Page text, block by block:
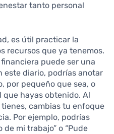
tanto personal
es útil practicar la
recursos que ya tenemos.
puede ser una
este diario, podrías anotar
por pequeño que sea, o
hayas obtenido. Al
cambias tu enfoque
Por ejemplo, podrías
mi trabajo” o “Pude